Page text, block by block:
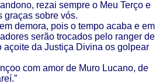
rezai sempre o Meu Terço e
graças sobre vós.
demora, pois o tempo acaba e em
serão trocados pelo ranger de
açoite da Justiça Divina os golpear
com amor de Muro Lucano, de